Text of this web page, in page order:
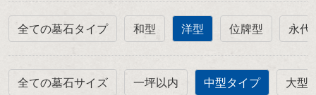
全ての墓石タイプ 和型 洋型 位牌型 永代
全ての墓石サイズ 一坪以内 中型タイプ 大型